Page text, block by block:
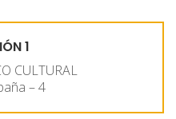
1
CULTURAL
– 4